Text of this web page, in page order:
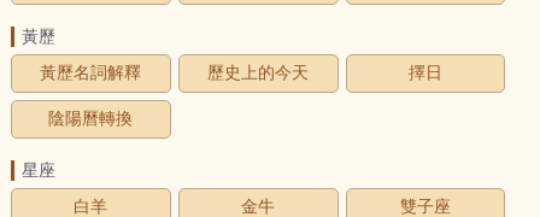
黃歷
黃歷名詞解釋
歷史上的今天 擇日
陰陽曆轉換
星座
白羊
金牛 雙子座